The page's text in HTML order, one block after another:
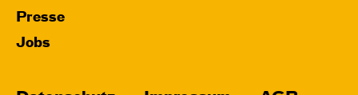
Presse
Jobs